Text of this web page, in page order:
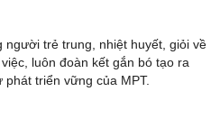
trẻ trung, nhiệt huyết, giỏi về
luôn đoàn kết gắn bó tạo ra
triển vững của MPT.